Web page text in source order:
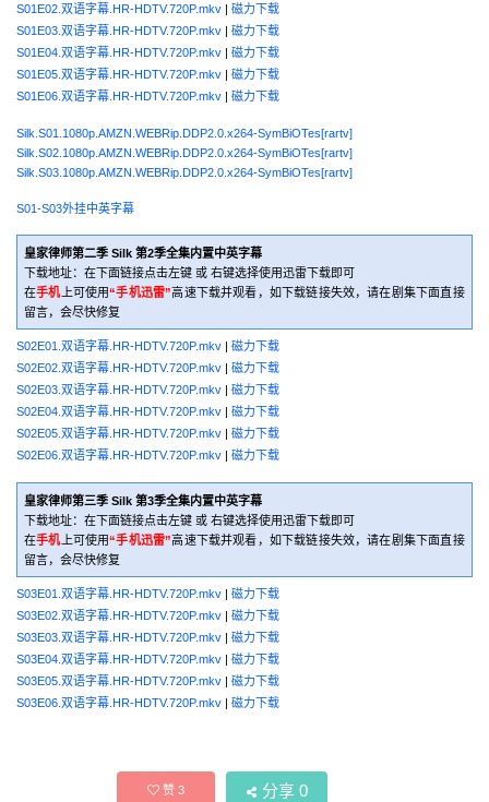
S01E02.双语字幕.HR-HDTV.720P.mkv | 磁力下载
S01E03.双语字幕.HR-HDTV.720P.mkv | 磁力下载
S01E04.双语字幕.HR-HDTV.720P.mkv | 磁力下载
S01E05.双语字幕.HR-HDTV.720P.mkv | 磁力下载
S01E06.双语字幕.HR-HDTV.720P.mkv | 磁力下载
Silk.S01.1080p.AMZN.WEBRip.DDP2.0.x264-SymBiOTes[rartv]
Silk.S02.1080p.AMZN.WEBRip.DDP2.0.x264-SymBiOTes[rartv]
Silk.S03.1080p.AMZN.WEBRip.DDP2.0.x264-SymBiOTes[rartv]
S01-S03外挂中英字幕
皇家律师第二季 Silk 第2季全集内置中英字幕
下载地址：在下面链接点击左键 或 右键选择使用迅雷下载即可
在手机上可使用“手机迅雷”高速下载并观看，如下载链接失效，请在剧集下面直接
留言，会尽快修复
S02E01.双语字幕.HR-HDTV.720P.mkv | 磁力下载
S02E02.双语字幕.HR-HDTV.720P.mkv | 磁力下载
S02E03.双语字幕.HR-HDTV.720P.mkv | 磁力下载
S02E04.双语字幕.HR-HDTV.720P.mkv | 磁力下载
S02E05.双语字幕.HR-HDTV.720P.mkv | 磁力下载
S02E06.双语字幕.HR-HDTV.720P.mkv | 磁力下载
皇家律师第三季 Silk 第3季全集内置中英字幕
下载地址：在下面链接点击左键 或 右键选择使用迅雷下载即可
在手机上可使用“手机迅雷”高速下载并观看，如下载链接失效，请在剧集下面直接
留言，会尽快修复
S03E01.双语字幕.HR-HDTV.720P.mkv | 磁力下载
S03E02.双语字幕.HR-HDTV.720P.mkv | 磁力下载
S03E03.双语字幕.HR-HDTV.720P.mkv | 磁力下载
S03E04.双语字幕.HR-HDTV.720P.mkv | 磁力下载
S03E05.双语字幕.HR-HDTV.720P.mkv | 磁力下载
S03E06.双语字幕.HR-HDTV.720P.mkv | 磁力下载
赞3 分享 0